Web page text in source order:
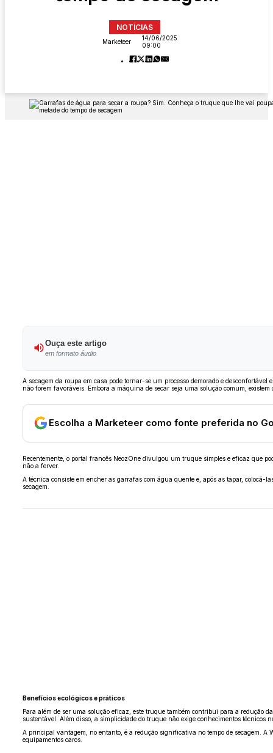
NOTÍCIAS
Marketeer
14/06/2025
09:00
Ouça este artigo
em formato áudio
A secagem da roupa em casa pode tornar-se um processo demorado e
não forem favoráveis. Embora a máquina de secar seja uma solução comum,
Escolha a Marketeer como fonte preferida no
Recentemente, o portal francês NeozOne divulgou um truque simples e eficaz que
não a ferver.
A técnica consiste em encher as garrafas com água quente e, após as tapar, colocá-
secagem.
Benefícios ecológicos e práticos
Para além de ser uma solução eficaz, este truque também contribui para a redução
sustentável. Além disso, a simplicidade do truque não exige conhecimentos técnicos
A principal vantagem, no entanto, é a redução significativa no tempo de secagem. A
equipamentos caros.